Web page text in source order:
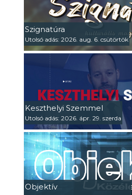
Szignatúra
Utolsó adás: 2026. aug. 6. csütörtök
Keszthelyi Szemmel
Utolsó adás: 2026. ápr. 29. szerda
Objektív